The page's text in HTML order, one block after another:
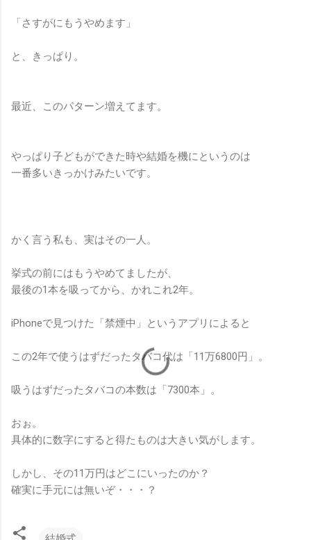
「さすがにもうやめます」
と、きっぱり。
最近、このパターン増えてます。
やっぱり子どもができた時や結婚を機にというのは
一番多いきっかけみたいです。
かく言う私も、実はその一人。
挙式の前にはもうやめてましたが、
最後の1本を吸ってから、かれこれ2年。
iPhoneで見つけた「禁煙中」というアプリによると
この2年で使うはずだったタバコ代は「11万6800円」。
吸うはずだったタバコの本数は「7300本」。
おぉ。
具体的に数字にすると得たものは大きい気がします。
しかし、その11万円はどこにいったのか？
確実に手元には無いぞ・・・？